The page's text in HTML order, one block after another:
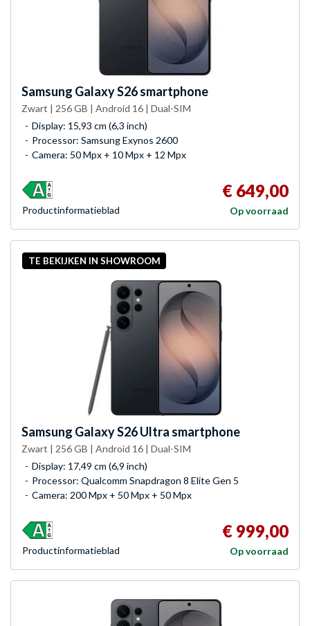
Samsung Galaxy S26 smartphone
Zwart | 256 GB | Android 16 | Dual-SIM
Display: 15,93 cm (6,3 inch)
Processor: Samsung Exynos 2600
Camera: 50 Mpx + 10 Mpx + 12 Mpx
€ 649,00
Op voorraad
Product­informatieblad
TE BEKIJKEN IN SHOWROOM
Samsung Galaxy S26 Ultra smartphone
Zwart | 256 GB | Android 16 | Dual-SIM
Display: 17,49 cm (6,9 inch)
Processor: Qualcomm Snapdragon 8 Elite Gen 5
Camera: 200 Mpx + 50 Mpx + 50 Mpx
€ 999,00
Op voorraad
Product­informatieblad